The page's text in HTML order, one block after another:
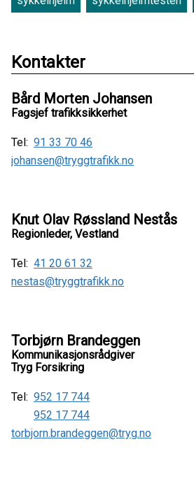
Kontakter
Bård Morten Johansen
Fagsjef trafikksikkerhet
Tel: 91 33 70 46
johansen@tryggtrafikk.no
Knut Olav Røssland Nestås
Regionleder, Vestland
Tel: 41 20 61 32
nestas@tryggtrafikk.no
Torbjørn Brandeggen
Kommunikasjonsrådgiver
Tryg Forsikring
Tel: 952 17 744
952 17 744
torbjorn.brandeggen@tryg.no